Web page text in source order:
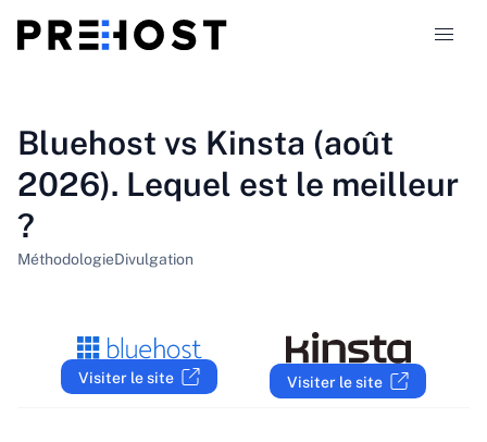
Comparaisons
FR
Bluehost vs Kinsta (août
2026). Lequel est le meilleur
?
MéthodologieDivulgation
Visiter le site Visiter le site